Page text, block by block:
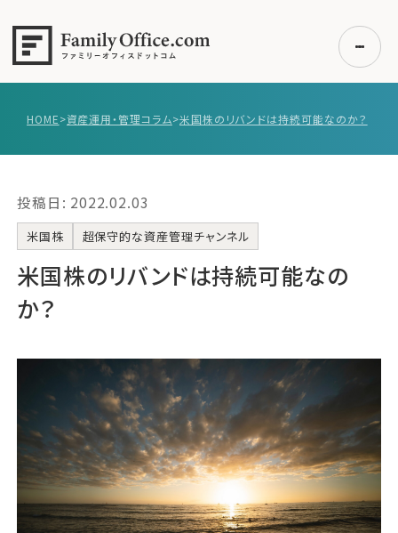
事例紹介
エキスパート一覧
無料講座
無料ご相談 ログイン
運営会社
ファミリーオフィスとは
関連書籍
HOME>資産運用・管理コラム>米国株のリバンドは持続可能なのか？
投稿日: 2022.02.03
米国株 超保守的な資産管理チャンネル
米国株のリバンドは持続可能なの
か？